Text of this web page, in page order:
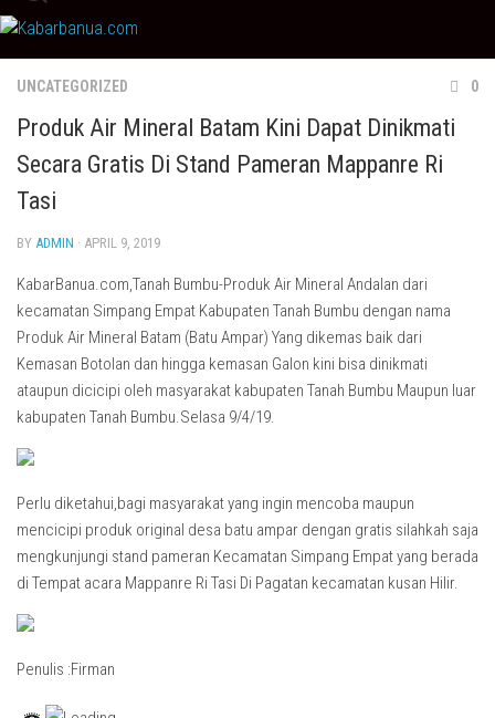
Skip
to
content
UNCATEGORIZED 0
Produk Air Mineral Batam Kini Dapat Dinikmati
Secara Gratis Di Stand Pameran Mappanre Ri
Tasi
BY ADMIN · APRIL 9, 2019
KabarBanua.com,Tanah Bumbu-Produk Air Mineral Andalan dari
kecamatan Simpang Empat Kabupaten Tanah Bumbu dengan nama
Produk Air Mineral Batam (Batu Ampar) Yang dikemas baik dari
Kemasan Botolan dan hingga kemasan Galon kini bisa dinikmati
ataupun dicicipi oleh masyarakat kabupaten Tanah Bumbu Maupun luar
kabupaten Tanah Bumbu.Selasa 9/4/19.
Perlu diketahui,bagi masyarakat yang ingin mencoba maupun
mencicipi produk original desa batu ampar dengan gratis silahkah saja
mengkunjungi stand pameran Kecamatan Simpang Empat yang berada
di Tempat acara Mappanre Ri Tasi Di Pagatan kecamatan kusan Hilir.
Penulis :Firman